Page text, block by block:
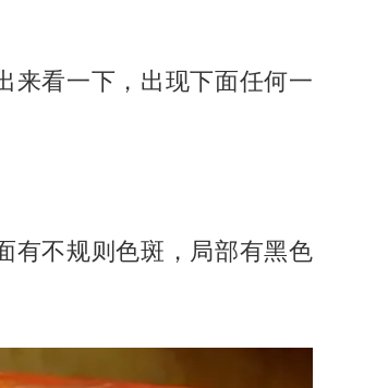
来看一下，出现下面任何一
有不规则色斑，局部有黑色